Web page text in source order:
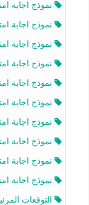
نموذج اجابة امتحان
نموذج اجابة امتحان
نموذج اجابة
نموذج اجابة امتحان
نموذج اجابة امتحان
نموذج اجابة
نموذج اجابة
نموذج اجابة امتحان
نموذج اجابة امتحان
نموذج اجابة
التوقعات المرئية